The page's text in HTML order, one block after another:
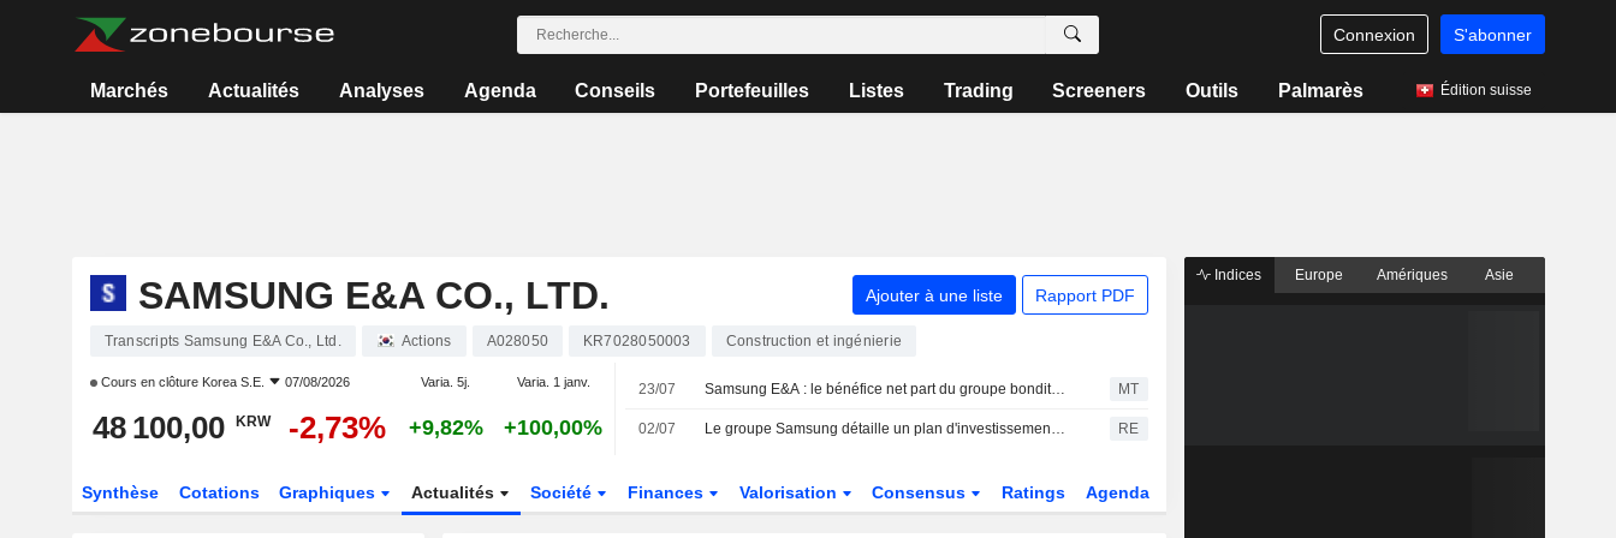
Connexion S'abonner
Marchés Actualités Analyses Agenda Conseils Portefeuilles Listes Trading Screeners Outils Palmarès Édition suisse
SAMSUNG E&A CO., LTD. Ajouter à une liste Rapport PDF
Transcripts Samsung E&A Co., Ltd. Actions A028050 KR7028050003 Construction et ingénierie
Cours en clôture Korea S.E. 07/08/2026 Varia. 5j. Varia. 1 janv.
48 100,00 KRW -2,73% +9,82% +100,00%
23/07 Samsung E&A : le bénéfice net part du groupe bondit de 29 % au deuxième trimestre, l'action s'envole de 15 % MT
02/07 Le groupe Samsung détaille un plan d'investissement de 90 milliards de dollars dans le centre de la Corée du Sud RE
Synthèse Cotations Graphiques Actualités Société Finances Valorisation Consensus Ratings Agenda
Indices Europe Amériques Asie